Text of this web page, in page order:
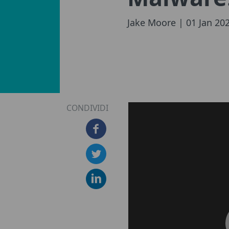
Jake Moore | 01 Jan
CONDIVIDI